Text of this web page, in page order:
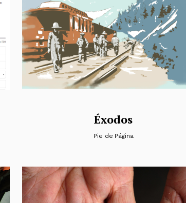
Éxodos
Pie de Página